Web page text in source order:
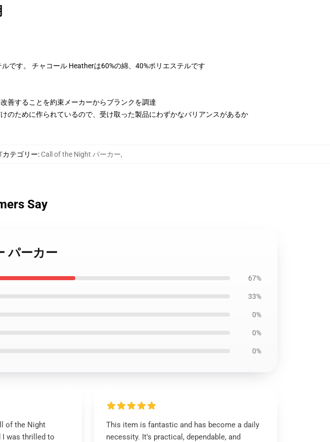
です。 チャコール Heatherは60%の綿、40%ポリエステルです
善することを約束メーカーからブランクを調達
のために作られているので、受け取った製品にわずかなバリアンスがあるか
カテゴリー: Call of the Night パーカー,
Say
パーカー
67%
33%
0%
0%
0%
of the Night
I was thrilled to
This item is fantastic and has become a daily
necessity. It's practical, dependable, and